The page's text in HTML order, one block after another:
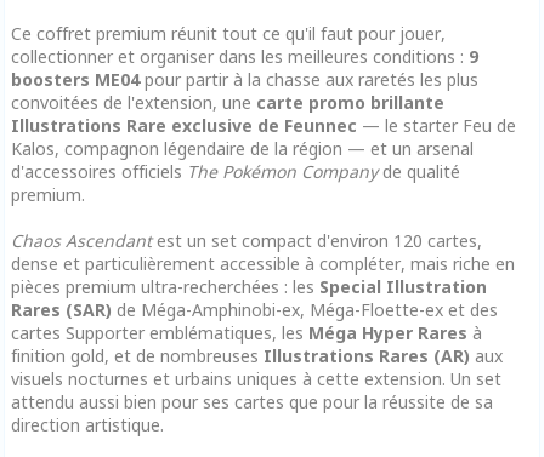
Ce coffret premium réunit tout ce qu'il faut pour jouer,
collectionner et organiser dans les meilleures conditions : 9
boosters ME04pour partir à la chasse aux raretés les plus
convoitées de l'extension, une carte promo brillante
Illustrations Rare exclusive de Feunnec — le starter Feu de
Kalos, compagnon légendaire de la région — et un arsenal
d'accessoires officiels The Pokémon Companyde qualité
premium.
Chaos Ascendantest un set compact d'environ 120 cartes,
dense et particulièrement accessible à compléter, mais riche en
pièces premium ultra-recherchées : les Special Illustration
Rares (SAR) de Méga-Amphinobi-ex, Méga-Floette-ex et des
cartes Supporter emblématiques, les Méga Hyper Rares à
finition gold, et de nombreuses Illustrations Rares (AR) aux
visuels nocturnes et urbains uniques à cette extension. Un set
attendu aussi bien pour ses cartes que pour la réussite de sa
direction artistique.